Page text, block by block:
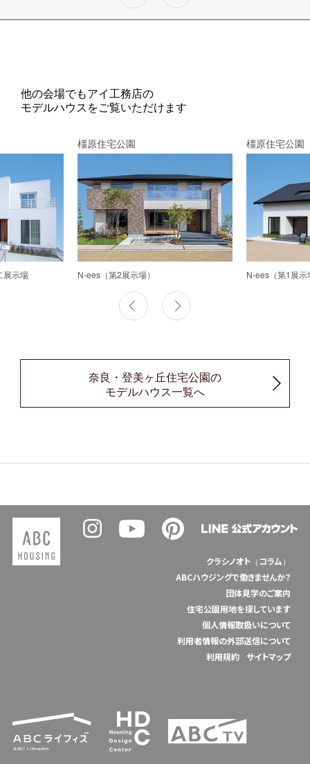
他の会場でもアイ工務店の
モデルハウスをご覧いただけます
示場
橿原住宅公園
N-ees（第2展示場）
橿原住宅公園
N-ees（第1展示
奈良・登美ヶ丘住宅公園の
モデルハウス一覧へ
クラシノオト（コラム）
ABCハウジングで働きませんか？
団体見学のご案内
住宅公園用地を探しています
個人情報取扱いについて
利用者情報の外部送信について
利用規約
サイトマップ